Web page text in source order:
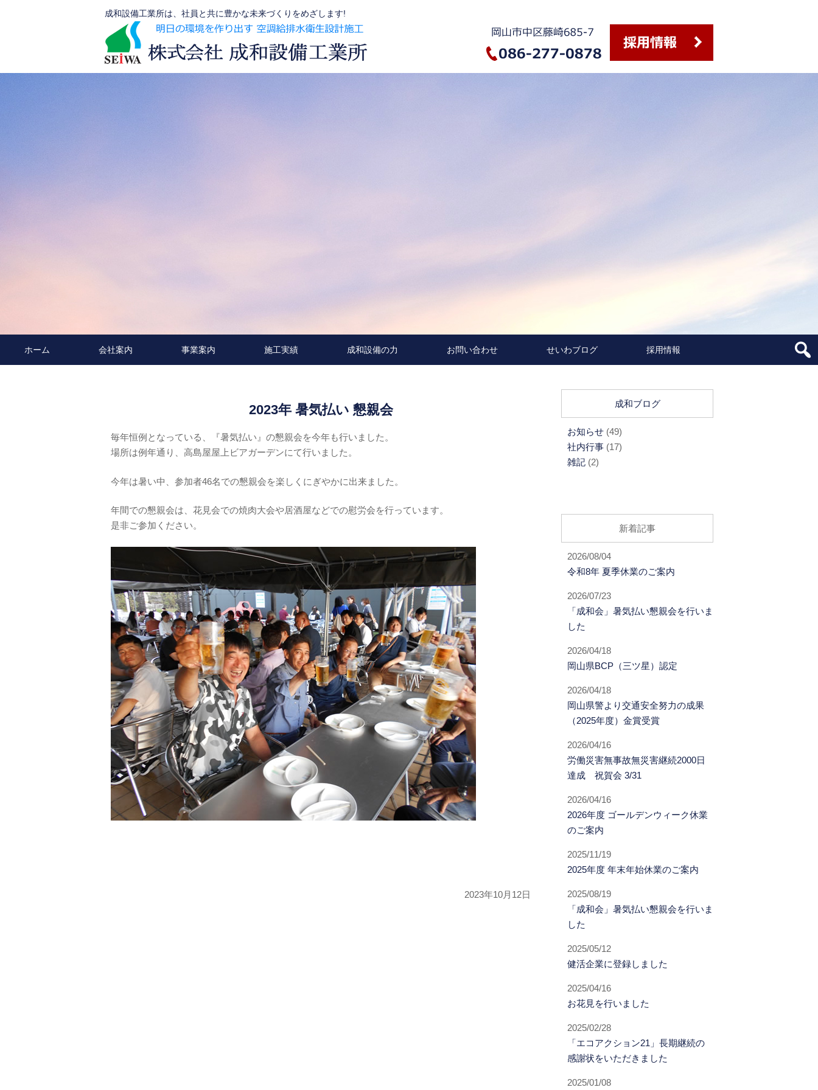
成和設備工業所は、社員と共に豊かな未来づくりをめざします!
ホーム 会社案内 事業案内 施工実績 成和設備の力 お問い合わせ せいわブログ 採用情報
2023年 暑気払い 懇親会
毎年恒例となっている、『暑気払い』の懇親会を今年も行いました。
場所は例年通り、高島屋屋上ビアガーデンにて行いました。
今年は暑い中、参加者46名での懇親会を楽しくにぎやかに出来ました。
年間での懇親会は、花見会での焼肉大会や居酒屋などでの慰労会を行っています。
是非ご参加ください。
2023年10月12日
成和ブログ
お知らせ (49)
社内行事 (17)
雑記 (2)
新着記事
2026/08/04
令和8年 夏季休業のご案内
2026/07/23
「成和会」暑気払い懇親会を行いま
した
2026/04/18
岡山県BCP（三ツ星）認定
2026/04/18
岡山県警より交通安全努力の成果
（2025年度）金賞受賞
2026/04/16
労働災害無事故無災害継続2000日
達成 祝賀会 3/31
2026/04/16
2026年度 ゴールデンウィーク休業
のご案内
2025/11/19
2025年度 年末年始休業のご案内
2025/08/19
「成和会」暑気払い懇親会を行いま
した
2025/05/12
健活企業に登録しました
2025/04/16
お花見を行いました
2025/02/28
「エコアクション21」長期継続の
感謝状をいただきました
2025/01/08